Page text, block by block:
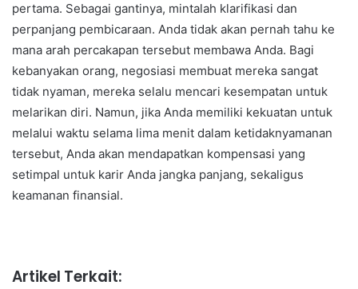
pertama. Sebagai gantinya, mintalah klarifikasi dan
perpanjang pembicaraan. Anda tidak akan pernah tahu ke
mana arah percakapan tersebut membawa Anda. Bagi
kebanyakan orang, negosiasi membuat mereka sangat
tidak nyaman, mereka selalu mencari kesempatan untuk
melarikan diri. Namun, jika Anda memiliki kekuatan untuk
melalui waktu selama lima menit dalam ketidaknyamanan
tersebut, Anda akan mendapatkan kompensasi yang
setimpal untuk karir Anda jangka panjang, sekaligus
keamanan finansial.
Artikel Terkait: